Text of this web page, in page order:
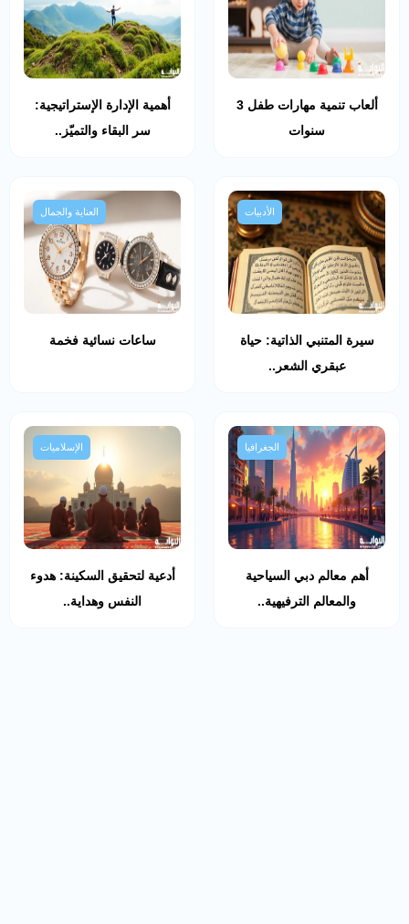
ألعاب تنمية مهارات طفل 3
سنوات
أهمية الإدارة الإستراتيجية:
سر البقاء والتميّز..
الأدبيات
سيرة المتنبي الذاتية: حياة
عبقري الشعر..
العناية والجمال
ساعات نسائية فخمة
الجغرافيا
أهم معالم دبي السياحية
والمعالم الترفيهية..
الإسلاميات
أدعية لتحقيق السكينة: هدوء
النفس وهداية..